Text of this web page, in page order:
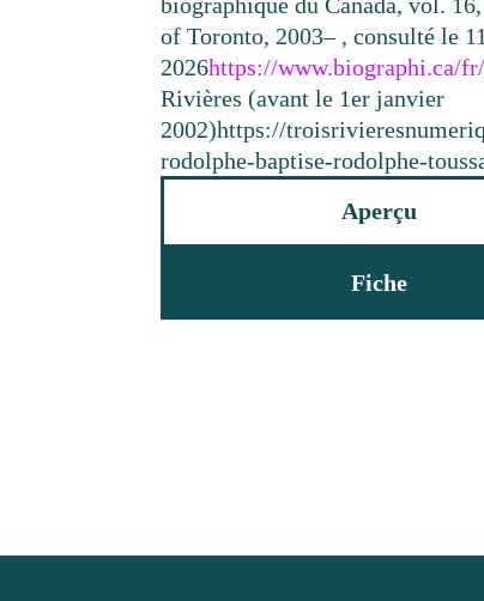
of Toronto, 2003– , consulté le
2026https://www.biographi.ca/
Rivières (avant le 1er janvier
2002)https://
rodolphe-baptise-rodolphe-
Aperçu
Fiche